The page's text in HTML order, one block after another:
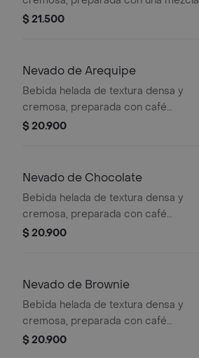
láctea de té matcha y hielo, decorada
$ 21.500
Nevado de Arequipe
Bebida helada de textura densa y
cremosa, preparada con café
espresso, arequipe, mezcla láctea,
$ 20.900
Nevado de Chocolate
Bebida helada de textura densa y
cremosa, preparada con café
espresso, chocolate, mezcla láctea,
$ 20.900
Nevado de Brownie
Bebida helada de textura densa y
cremosa, preparada con café
espresso, brownie triturado, mezcla
$ 20.900